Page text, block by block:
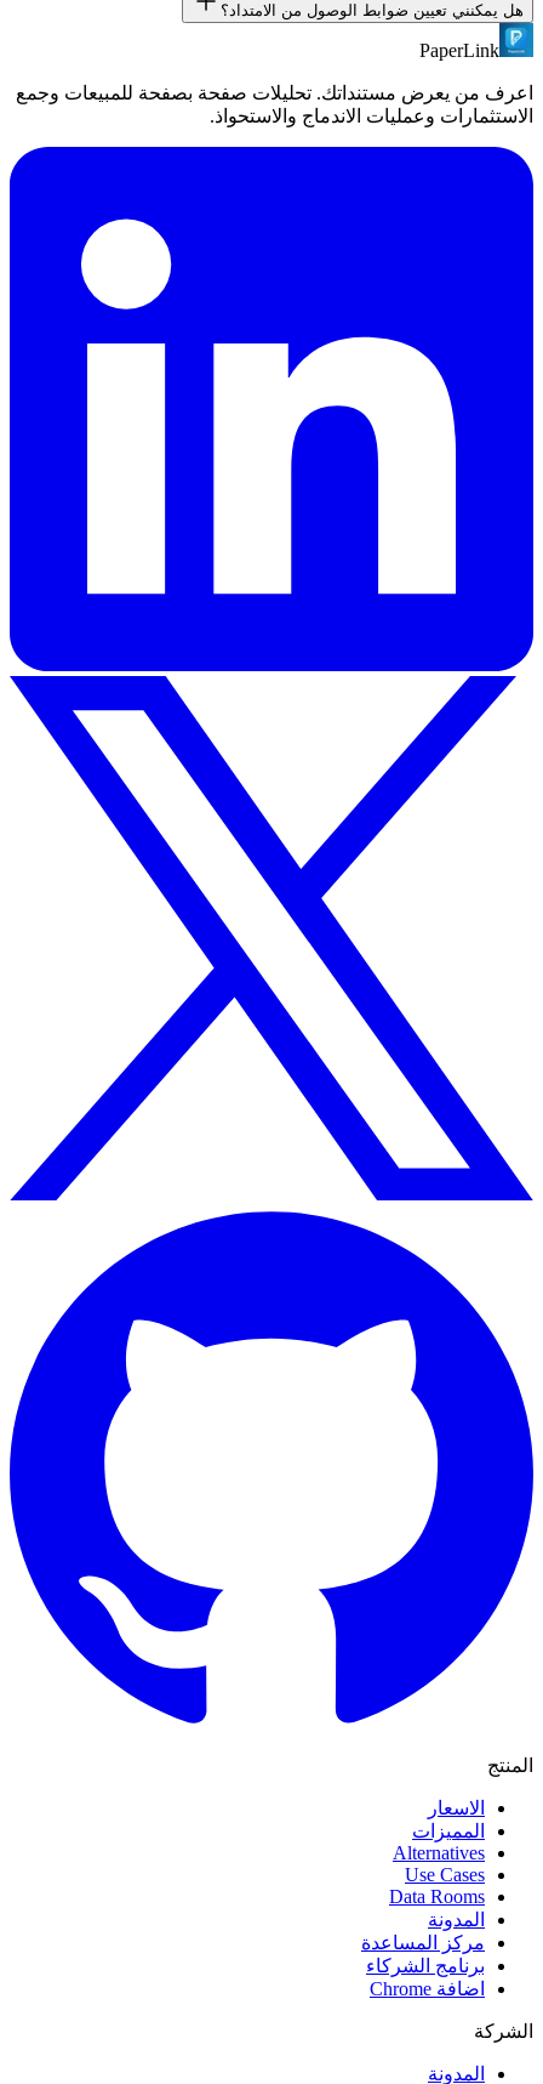
الامتداد مبني لـ Google Chrome والمتصفحات المبنية على
Chromium (Edge و Brave و Arc). Firefox و Safari غير مدعومان.
هل يمكنني تعيين ضوابط الوصول من الامتداد؟
الامتداد يوفر انشاء روابط سريعا. لتكوين ضوابط الوصول الكاملة،
PaperLink
اعرف من يعرض مستنداتك. تحليلات صفحة بصفحة للمبيعات وجمع
الاستثمارات وعمليات الاندماج والاستحواذ.
المنتج
الاسعار
المميزات
Alternatives
Use Cases
Data Rooms
المدونة
مركز المساعدة
برنامج الشركاء
اضافة Chrome
الشركة
المدونة